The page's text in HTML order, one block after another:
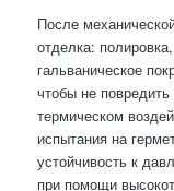
После
отделка:
гальваническое
чтобы не
термическом
испытания на
устойчивость к
при помощи